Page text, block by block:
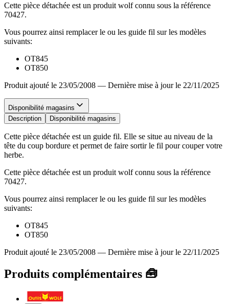
Cette pièce détachée est un produit wolf connu sous la référence
70427.
Vous pourrez ainsi remplacer le ou les guide fil sur les modèles
suivants:
OT845
OT850
Produit ajouté le 23/05/2008 — Dernière mise à jour le 22/11/2025
Disponibilité magasins
Description
Disponibilité magasins
Cette pièce détachée est un guide fil. Elle se situe au niveau de la
tête du coup bordure et permet de faire sortir le fil pour couper votre
herbe.
Cette pièce détachée est un produit wolf connu sous la référence
70427.
Vous pourrez ainsi remplacer le ou les guide fil sur les modèles
suivants:
OT845
OT850
Produit ajouté le 23/05/2008 — Dernière mise à jour le 22/11/2025
Produits complémentaires 🧰